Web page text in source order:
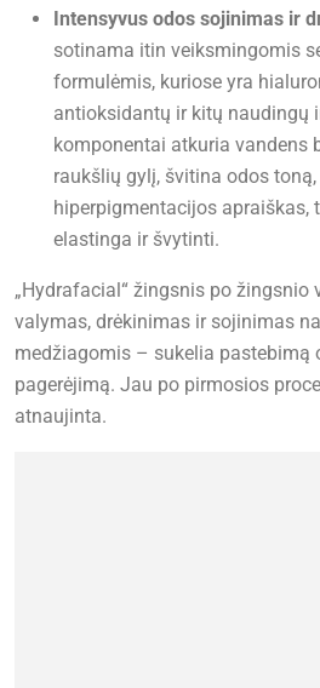
Intensyvus odos sojinimas ir
sotinama itin veiksmingomis
formulėmis, kuriose yra
antioksidantų ir kitų naudingų
komponentai atkuria vandens
raukšlių gylį, švitina odos
hiperpigmentacijos apraiškas,
elastinga ir švytinti.
„Hydrafacial“ žingsnis po žingsnio
valymas, drėkinimas ir sojinimas
medžiagomis – sukelia pastebimą
pagerėjimą. Jau po pirmosios
atnaujinta.